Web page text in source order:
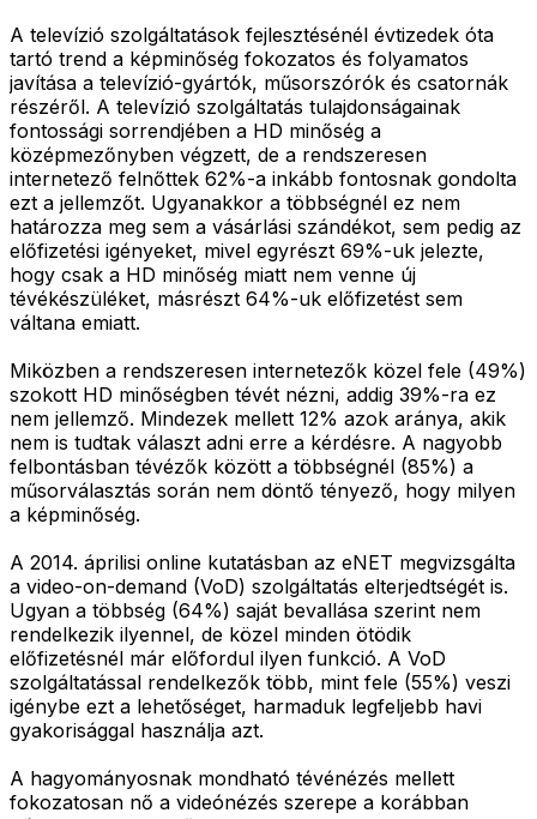
A televízió szolgáltatások fejlesztésénél évtizedek óta
tartó trend a képminőség fokozatos és folyamatos
javítása a televízió-gyártók, műsorszórók és csatornák
részéről. A televízió szolgáltatás tulajdonságainak
fontossági sorrendjében a HD minőség a
középmezőnyben végzett, de a rendszeresen
internetező felnőttek 62%-a inkább fontosnak gondolta
ezt a jellemzőt. Ugyanakkor a többségnél ez nem
határozza meg sem a vásárlási szándékot, sem pedig az
előfizetési igényeket, mivel egyrészt 69%-uk jelezte,
hogy csak a HD minőség miatt nem venne új
tévékészüléket, másrészt 64%-uk előfizetést sem
váltana emiatt.
Miközben a rendszeresen internetezők közel fele (49%)
szokott HD minőségben tévét nézni, addig 39%-ra ez
nem jellemző. Mindezek mellett 12% azok aránya, akik
nem is tudtak választ adni erre a kérdésre. A nagyobb
felbontásban tévézők között a többségnél (85%) a
műsorválasztás során nem döntő tényező, hogy milyen
a képminőség.
A 2014. áprilisi online kutatásban az eNET megvizsgálta
a video-on-demand (VoD) szolgáltatás elterjedtségét is.
Ugyan a többség (64%) saját bevallása szerint nem
rendelkezik ilyennel, de közel minden ötödik
előfizetésnél már előfordul ilyen funkció. A VoD
szolgáltatással rendelkezők több, mint fele (55%) veszi
igénybe ezt a lehetőséget, harmaduk legfeljebb havi
gyakorisággal használja azt.
A hagyományosnak mondható tévénézés mellett
fokozatosan nő a videónézés szerepe a korábban